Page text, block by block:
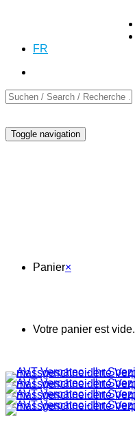
Demande
FR
Toggle navigation
Panier×
Votre panier est vide.